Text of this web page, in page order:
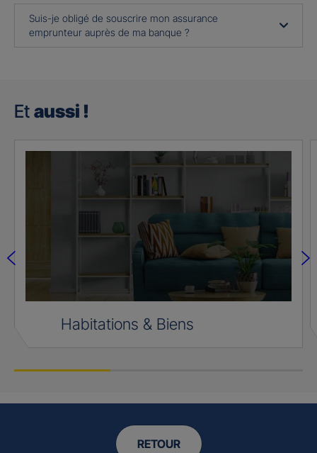
Suis-je obligé de souscrire mon assurance
emprunteur auprès de ma banque ?
Et aussi !
Habitations & Biens
RETOUR